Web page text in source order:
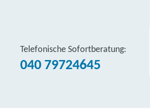
Telefonische Sofortberatung:
040 79724645